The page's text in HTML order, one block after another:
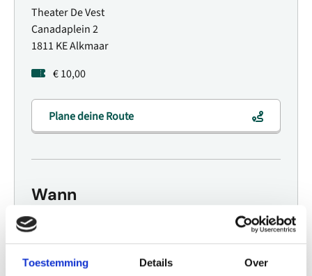
Toestemming Details Over
Theater De Vest
Canadaplein 2
1811 KE Alkmaar
€ 10,00
Plane deine Route
Wann